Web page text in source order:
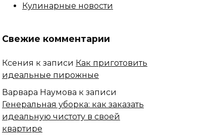
Кулинарные новости
Свежие комментарии
Ксения к записи Как приготовить
идеальные пирожные
Варвара Наумова к записи
Генеральная уборка: как заказать
идеальную чистоту в своей
квартире